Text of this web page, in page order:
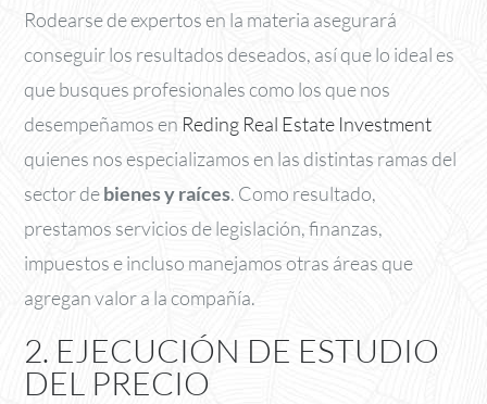
Rodearse de expertos en la materia asegurará
conseguir los resultados deseados, así que lo ideal es
que busques profesionales como los que nos
desempeñamos en Reding Real Estate Investment
quienes nos especializamos en las distintas ramas del
sector debienes y raíces. Como resultado,
prestamos servicios de legislación, finanzas,
impuestos e incluso manejamos otras áreas que
agregan valor a la compañía.
2. EJECUCIÓN DE ESTUDIO
DEL PRECIO